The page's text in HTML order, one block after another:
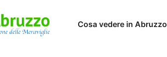
Cosa vedere in Abruzzo